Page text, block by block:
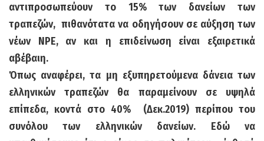
αντιπροσωπεύουν το 15% των δανείων των
τραπεζών, πιθανότατα να οδηγήσουν σε αύξηση των
νέων NPE, αν και η επιδείνωση είναι εξαιρετικά
αβέβαιη.
Όπως αναφέρει, τα μη εξυπηρετούμενα δάνεια των
ελληνικών τραπεζών θα παραμείνουν σε υψηλά
επίπεδα, κοντά στο 40%
(Δεκ.2019) περίπου του
συνόλου των ελληνικών δανείων. Εδώ να